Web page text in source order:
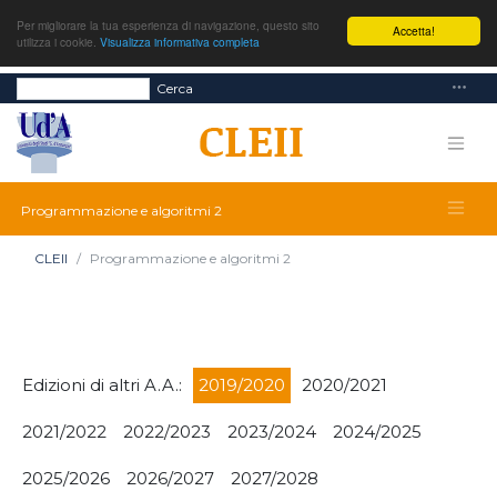
Accetta!
Per migliorare la tua esperienza di navigazione, questo sito
utilizza i cookie. Visualizza informativa completa
Cerca
Programmazione e algoritmi 2
CLEII Programmazione e algoritmi 2
Edizioni di altri A.A.: 2019/2020 2020/2021
2021/2022 2022/2023 2023/2024 2024/2025
2025/2026 2026/2027 2027/2028